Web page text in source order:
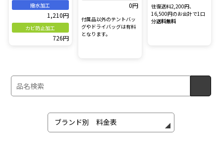
撥水加工
1,210円
カビ防止加工
726円
0円
付属品以外のテントバッ
グやドライバッグは有料
となります。
往復送料2,200円、
16,500円のお会計で1口
分送料無料